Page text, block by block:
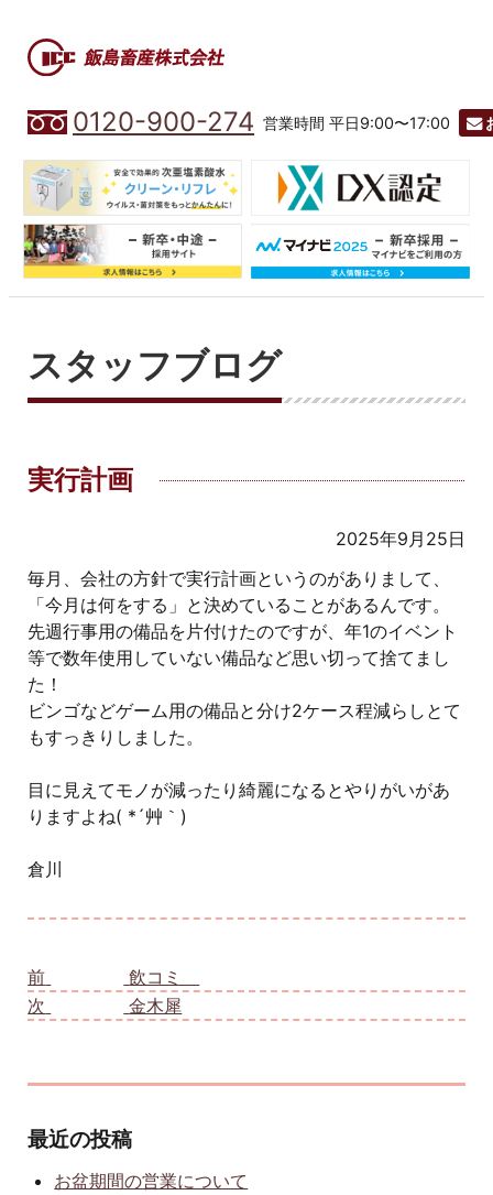
0120-900-274 営業時間 平日9:00〜17:00
スタッフブログ
実行計画
2025年9月25日
毎月、会社の方針で実行計画というのがありまして、
「今月は何をする」と決めていることがあるんです。
先週行事用の備品を片付けたのですが、年1のイベント
等で数年使用していない備品など思い切って捨てまし
た！
ビンゴなどゲーム用の備品と分け2ケース程減らしとて
もすっきりしました。
目に見えてモノが減ったり綺麗になるとやりがいがあ
りますよね( *´艸｀)
倉川
前
飲コミ
次
金木犀
最近の投稿
お盆期間の営業について